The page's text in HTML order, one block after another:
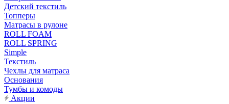
Детский текстиль
Топперы
Матрасы в рулоне
ROLL FOAM
ROLL SPRING
Simple
Текстиль
Чехлы для матраса
Основания
Тумбы и комоды
Акции